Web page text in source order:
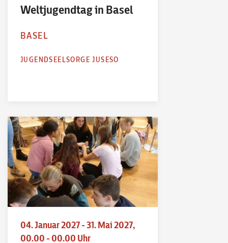
Weltjugendtag in Basel
BASEL
JUGENDSEELSORGE JUSESO
04. Januar 2027 - 31. Mai 2027,
00.00 - 00.00 Uhr